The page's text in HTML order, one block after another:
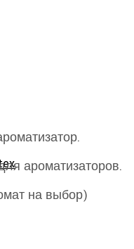
ароматизаторов.
на выбор)